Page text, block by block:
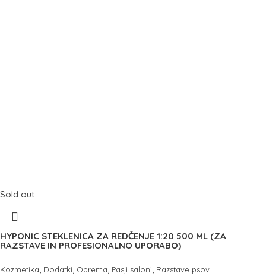
Sold out
HYPONIC STEKLENICA ZA REDČENJE 1:20 500 ML (ZA
RAZSTAVE IN PROFESIONALNO UPORABO)
Kozmetika, Dodatki, Oprema, Pasji saloni, Razstave psov